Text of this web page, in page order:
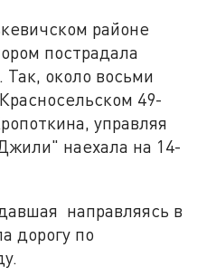
районе
пострадала
Так, около восьми
49-
управляя
наехала на 14-
направляясь в
дорогу по